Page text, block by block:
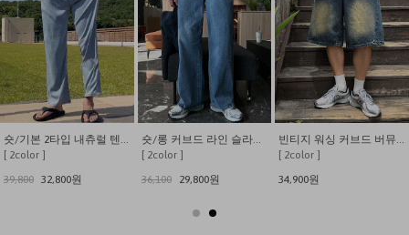
숏/롱 커브드 라인 슬라브 와이드 데님 팬츠
원
빈티지 워싱 커브드 버뮤다 데님 팬츠
34,900원
6color YKK지퍼 히든밴딩 워싱스판 데님팬츠
35,800원